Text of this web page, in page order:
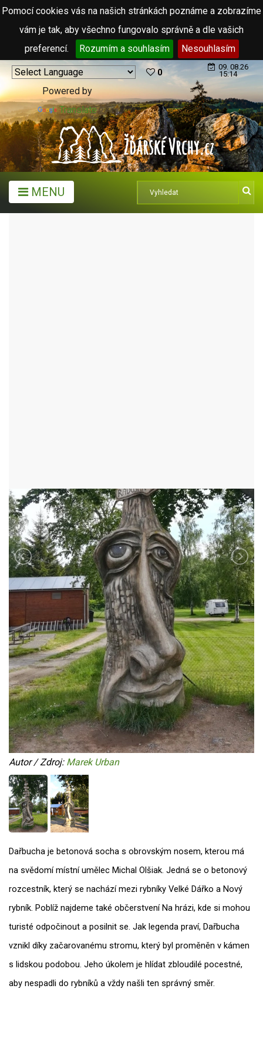
Pomocí cookies vás na našich stránkách poznáme a zobrazíme
vám je tak, aby všechno fungovalo správně a dle vašich
preferencí.
Rozumím a souhlasím Nesouhlasím
Powered by
Translate
0
09. 08.26
15:14
MENU
Autor / Zdroj: Marek Urban
Dařbucha je betonová socha s obrovským nosem, kterou má
na svědomí místní umělec Michal Olšiak. Jedná se o betonový
rozcestník, který se nachází mezi rybníky Velké Dářko a Nový
rybník. Poblíž najdeme také občerstvení Na hrázi, kde si mohou
turisté odpočinout a posilnit se. Jak legenda praví, Dařbucha
vznikl díky začarovanému stromu, který byl proměněn v kámen
s lidskou podobou. Jeho úkolem je hlídat zbloudilé pocestné,
aby nespadli do rybníků a vždy našli ten správný směr.